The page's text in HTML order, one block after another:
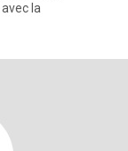
la